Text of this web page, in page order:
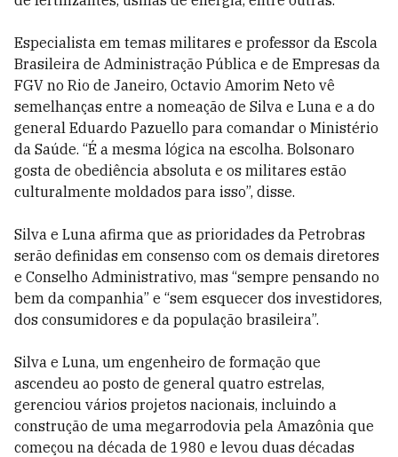
Especialista em temas militares e professor da Escola
Brasileira de Administração Pública e de Empresas da
FGV no Rio de Janeiro, Octavio Amorim Neto vê
semelhanças entre a nomeação de Silva e Luna e a do
general Eduardo Pazuello para comandar o Ministério
da Saúde. “É a mesma lógica na escolha. Bolsonaro
gosta de obediência absoluta e os militares estão
culturalmente moldados para isso”, disse.
Silva e Luna afirma que as prioridades da Petrobras
serão definidas em consenso com os demais diretores
e Conselho Administrativo, mas “sempre pensando no
bem da companhia” e “sem esquecer dos investidores,
dos consumidores e da população brasileira”.
Silva e Luna, um engenheiro de formação que
ascendeu ao posto de general quatro estrelas,
gerenciou vários projetos nacionais, incluindo a
construção de uma megarrodovia pela Amazônia que
começou na década de 1980 e levou duas décadas